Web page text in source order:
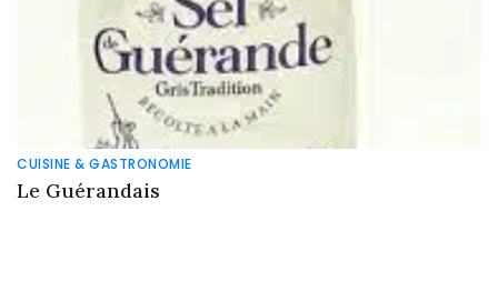
CUISINE & GASTRONOMIE
Le Guérandais